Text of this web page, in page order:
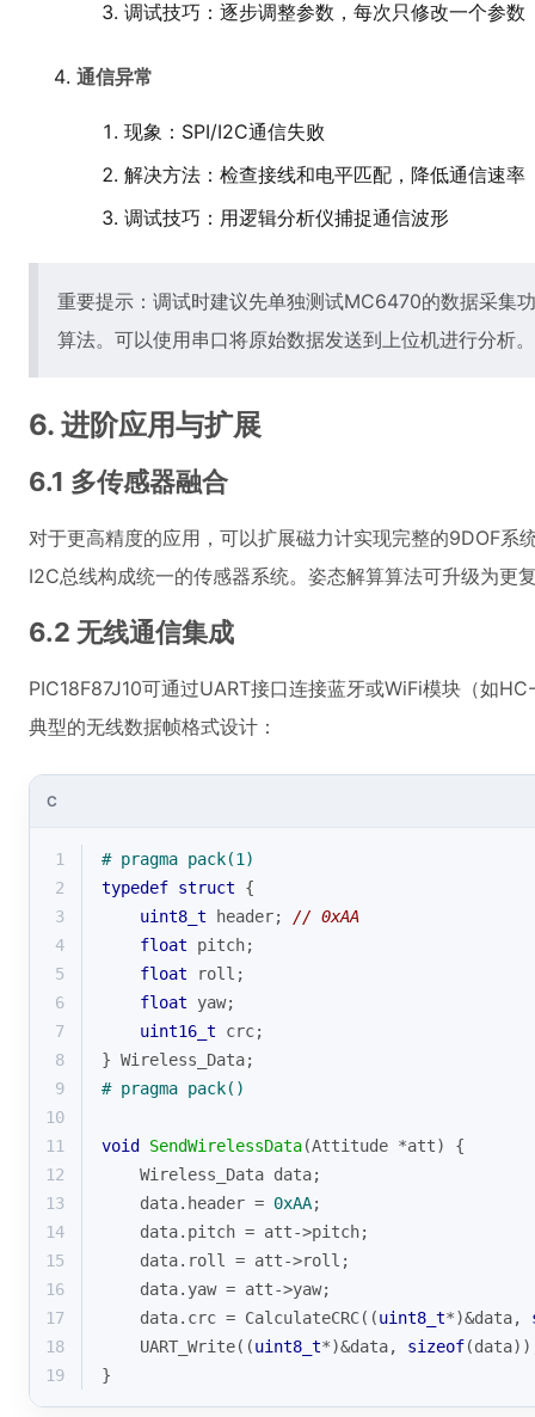
调试技巧：逐步调整参数，每次只修改一个参数
通信异常
现象：SPI/I2C通信失败
解决方法：检查接线和电平匹配，降低通信速率
调试技巧：用逻辑分析仪捕捉通信波形
重要提示：调试时建议先单独测试MC6470的数据采集
算法。可以使用串口将原始数据发送到上位机进行分析。
6. 进阶应用与扩展
6.1 多传感器融合
对于更高精度的应用，可以扩展磁力计实现完整的9DOF
I2C总线构成统一的传感器系统。姿态解算算法可升级为更
6.2 无线通信集成
PIC18F87J10可通过UART接口连接蓝牙或WiFi模块（如
典型的无线数据帧格式设计：
C
1 # pragma pack(1)
2
typedef struct {
3
uint8_t header; // 0xAA
4
float pitch;
5
float roll;
6
float yaw;
7
uint16_t crc;
8
} Wireless_Data;
9
# pragma pack()
10
11
void SendWirelessData(Attitude *att)
{
12
    Wireless_Data data;
13
    data.header =
0xAA;
14
    data.pitch = att->pitch;
15
    data.roll = att->roll;
16
    data.yaw = att->yaw;
17
    data.crc = CalculateCRC((
uint8_t*)&data,
18
    UART_Write((
uint8_t*)&data, sizeof
19
}